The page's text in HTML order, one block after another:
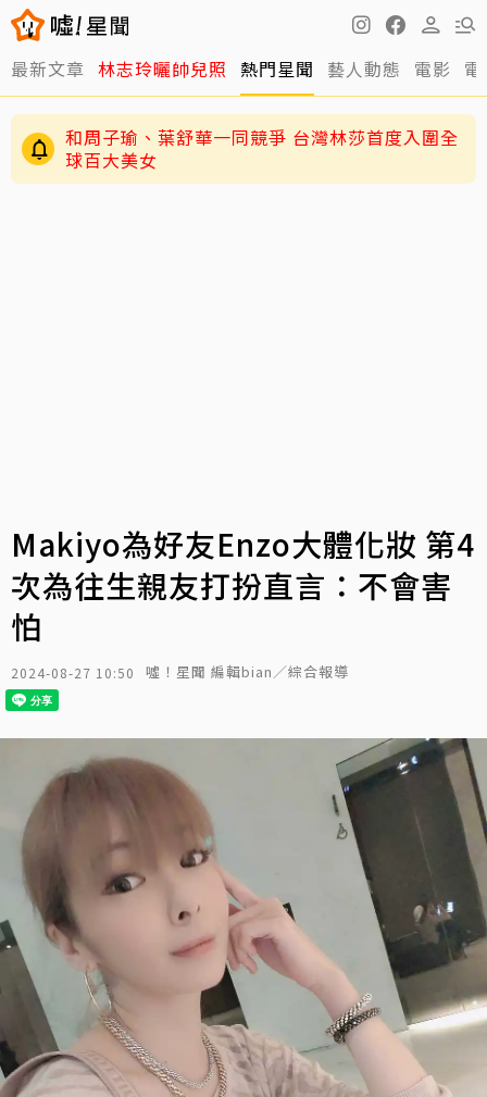
最新文章 林志玲曬帥兒照 熱門星聞 藝人動態 電影
和周子瑜、葉舒華一同競爭 台灣林莎首度入圍全
球百大美女
Makiyo為好友Enzo大體化妝 第4
次為往生親友打扮直言：不會害
怕
2024-08-27 10:50 噓！星聞 編輯bian／綜合報導